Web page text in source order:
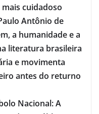
cuidadoso
Antônio de
a humanidade e a
literatura brasileira
e movimenta
antes do returno
Nacional: A